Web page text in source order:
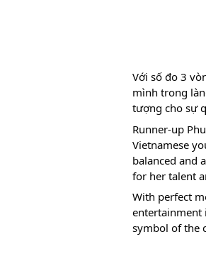
Với số đo 3
mình trong
tượng cho sự
Runner-up
Vietnamese
balanced and
for her talent
With perfect
entertainment
symbol of the